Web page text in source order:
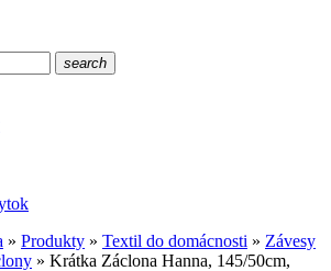
search
» Produkty » Textil do domácnosti » Závesy
» Krátka Záclona Hanna, 145/50cm,